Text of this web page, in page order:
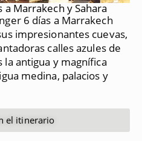
Marrakech y Sahara
6 días a Marrakech
impresionantes cuevas,
calles azules de
antigua y magnífica
medina, palacios y
el itinerario